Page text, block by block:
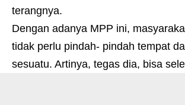
terangnya.
Dengan adanya MPP ini,
tidak perlu pindah- pindah tempat
sesuatu. Artinya, tegas dia, bisa